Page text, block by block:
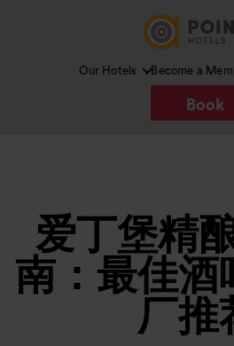
Our Hotels Become a
Book
爱丁堡精
南：最佳
厂推